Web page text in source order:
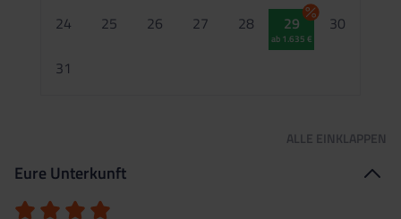
24 25 26 27 28 29
ab 1.635 €
30
31
ALLE EINKLAPPEN
Eure Unterkunft